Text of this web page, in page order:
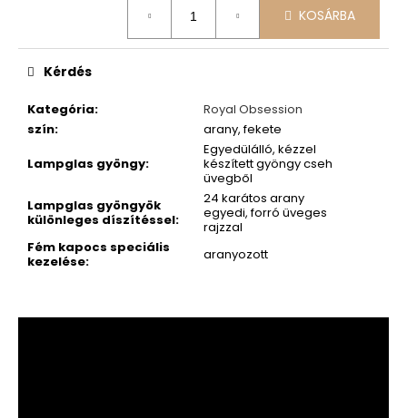
KOSÁRBA
Kategória:
Royal Obsession
szín:
arany, fekete
Lampglas gyöngy:
Egyedülálló, kézzel
készített gyöngy cseh
üvegből
Lampglas gyöngyök
különleges díszítéssel:
24 karátos arany
egyedi, forró üveges
rajzzal
Fém kapocs speciális
kezelése: aranyozott
Kérdés